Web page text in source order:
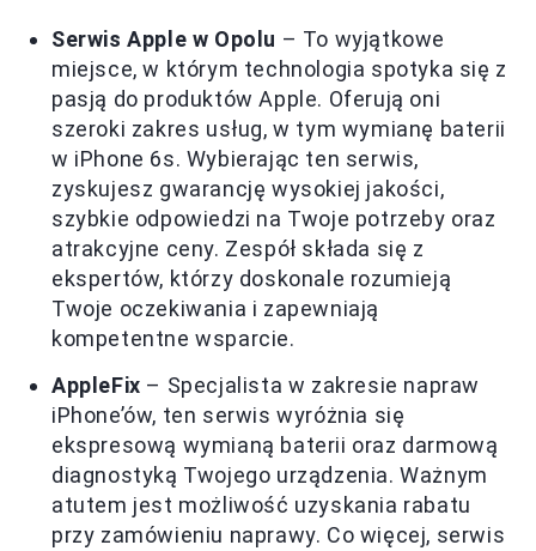
Serwis Apple w Opolu – To wyjątkowe
miejsce, w którym technologia spotyka się z
pasją do produktów Apple. Oferują oni
szeroki zakres usług, w tym wymianę baterii
w iPhone 6s. Wybierając ten serwis,
zyskujesz gwarancję wysokiej jakości,
szybkie odpowiedzi na Twoje potrzeby oraz
atrakcyjne ceny. Zespół składa się z
ekspertów, którzy doskonale rozumieją
Twoje oczekiwania i zapewniają
kompetentne wsparcie.
AppleFix – Specjalista w zakresie napraw
iPhone’ów, ten serwis wyróżnia się
ekspresową wymianą baterii oraz darmową
diagnostyką Twojego urządzenia. Ważnym
atutem jest możliwość uzyskania rabatu
przy zamówieniu naprawy. Co więcej, serwis